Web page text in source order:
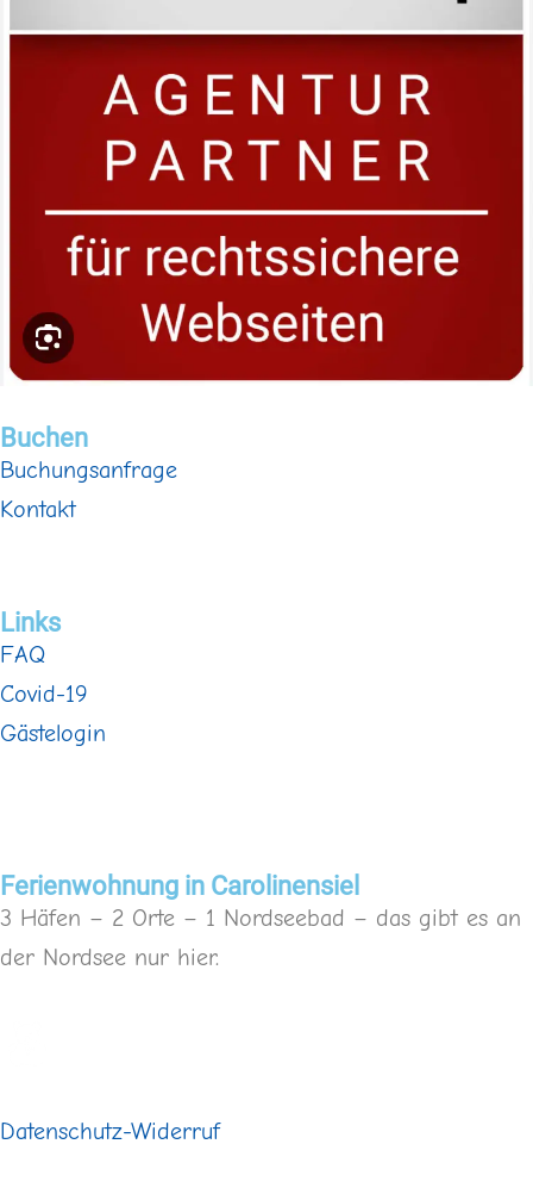
Buchen
Buchungsanfrage
Kontakt
Links
FAQ
Covid-19
Gästelogin
Ferienwohnung in Carolinensiel
3 Häfen – 2 Orte – 1 Nordseebad – das gibt es an
der Nordsee nur hier.
Datenschutz-Widerruf